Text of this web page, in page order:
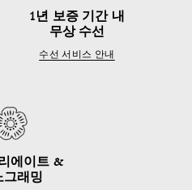
1년 보증 기간 내
무상 수선
수선 서비스 안내
에이트 &
그래밍